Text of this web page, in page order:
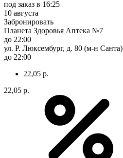
под заказ в 16:25
10 августа
Забронировать
Планета Здоровья Аптека №7
до 22:00
ул. Р. Люксембург, д. 80 (м-н Санта)
до 22:00
22,05 р.
22,05 р.